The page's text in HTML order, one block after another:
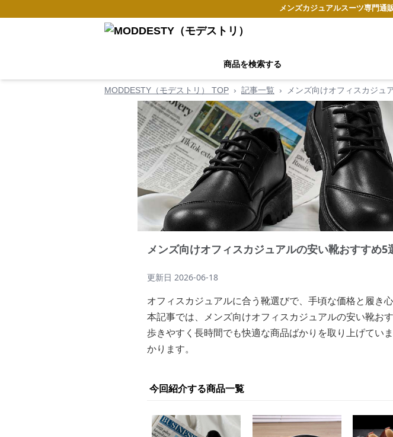
メンズカジュアルスーツ専門通
商品を検索する
MODDESTY（モデストリ） TOP › 記事一覧 › メンズ向けオフィスカジュ
メンズ向けオフィスカジュアルの安い靴おすすめ
更新日 2026-06-18
オフィスカジュアルに合う靴選びで、手頃な価格と履き
本記事では、メンズ向けオフィスカジュアルの安い靴お
歩きやすく長時間でも快適な商品ばかりを取り上げてい
かります。
今回紹介する商品一覧